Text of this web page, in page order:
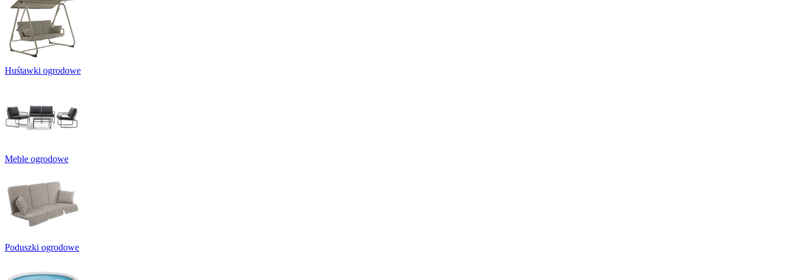
Huśtawki ogrodowe
Meble ogrodowe
Poduszki ogrodowe